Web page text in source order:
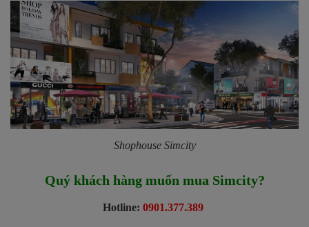
Shophouse Simcity
Quý khách hàng muốn mua Simcity?
Hotline: 0901.377.389